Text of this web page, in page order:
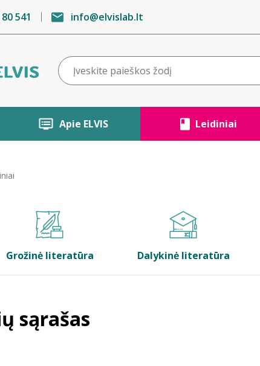
541 info@elvislab.lt
Apie ELVIS Leidiniai
Grožinė literatūra Dalykinė literatūra
sąrašas